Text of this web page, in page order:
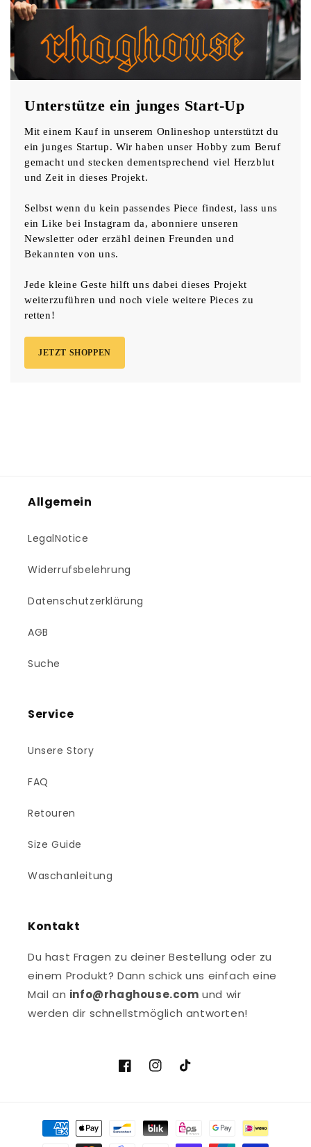
Unterstütze ein junges Start-Up
Mit einem Kauf in unserem Onlineshop unterstützt du
ein junges Startup. Wir haben unser Hobby zum Beruf
gemacht und stecken dementsprechend viel Herzblut
und Zeit in dieses Projekt.
Selbst wenn du kein passendes Piece findest, lass uns
ein Like bei Instagram da, abonniere unseren
Newsletter oder erzähl deinen Freunden und
Bekannten von uns.
Jede kleine Geste hilft uns dabei dieses Projekt
weiterzuführen und noch viele weitere Pieces zu
retten!
JETZT SHOPPEN
Allgemein
LegalNotice
Widerrufsbelehrung
Datenschutzerklärung
AGB
Suche
Service
Unsere Story
FAQ
Retouren
Size Guide
Waschanleitung
Kontakt
Du hast Fragen zu deiner Bestellung oder zu
einem Produkt? Dann schick uns einfach eine
Mail an info@rhaghouse.com und wir
werden dir schnellstmöglich antworten!
FacebookInstagram
TikTok
Payment
methods